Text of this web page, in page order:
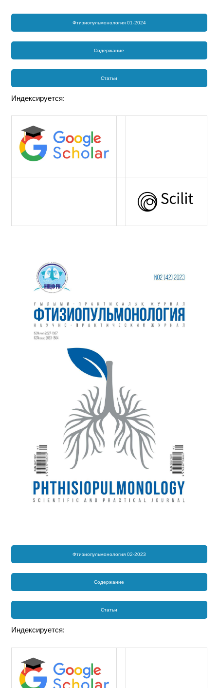
Фтизиопульмонология 01-2024
Содержание
Статьи
Индексируется:
Фтизиопульмонология 02-2023
Содержание
Статьи
Индексируется: